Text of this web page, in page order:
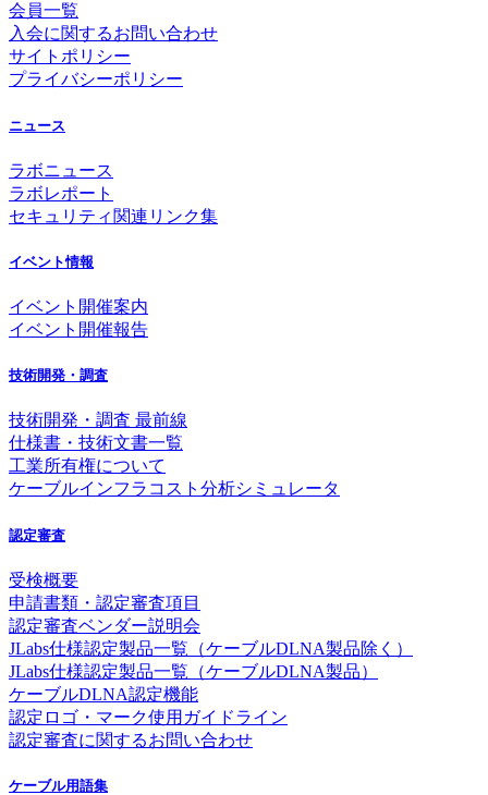
会員一覧
入会に関するお問い合わせ
サイトポリシー
プライバシーポリシー
ニュース
ラボニュース
ラボレポート
セキュリティ関連リンク集
イベント情報
イベント開催案内
イベント開催報告
技術開発・調査
技術開発・調査 最前線
仕様書・技術文書一覧
工業所有権について
ケーブルインフラコスト分析シミュレータ
認定審査
受検概要
申請書類・認定審査項目
認定審査ベンダー説明会
JLabs仕様認定製品一覧（ケーブルDLNA製品除く）
JLabs仕様認定製品一覧（ケーブルDLNA製品）
ケーブルDLNA認定機能
認定ロゴ・マーク使用ガイドライン
認定審査に関するお問い合わせ
ケーブル用語集